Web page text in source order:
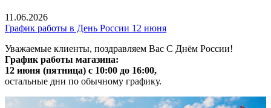
11.06.2026
График работы в День России 12 июня
Уважаемые клиенты, поздравляем Вас С Днём России!
График работы магазина:
12 июня (пятница) с 10:00 до 16:00,
остальные дни по обычному графику.